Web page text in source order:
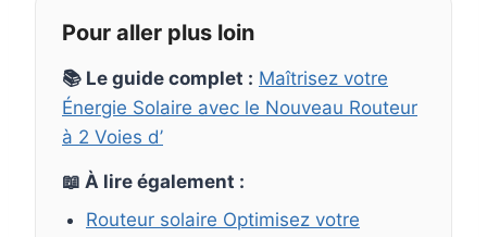
Pour aller plus loin
📚 Le guide complet : Maîtrisez votre
Énergie Solaire avec le Nouveau Routeur
à 2 Voies d’
📖 À lire également :
Routeur solaire Optimisez votre